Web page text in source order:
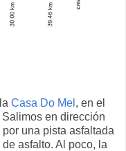
Casa Do Mel , en el
en dirección
una pista asfaltada
asfalto. Al poco, la